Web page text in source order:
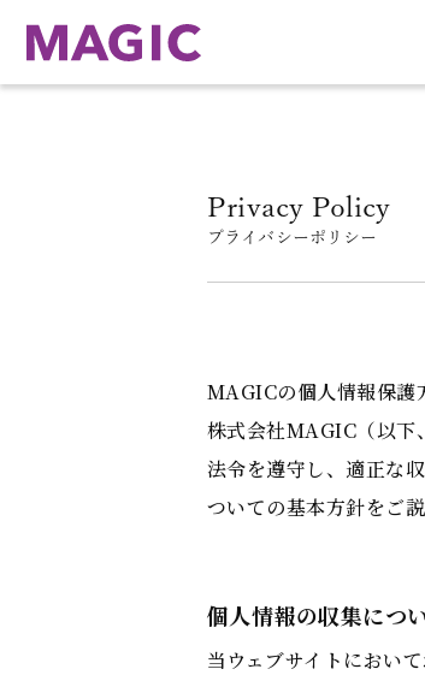
Privacy Policy
プライバシーポリシー
MAGICの個人情報保護
株式会社MAGIC（以下
法令を遵守し、適正な
ついての基本方針をご説
個人情報の収集につ
当ウェブサイトにおい